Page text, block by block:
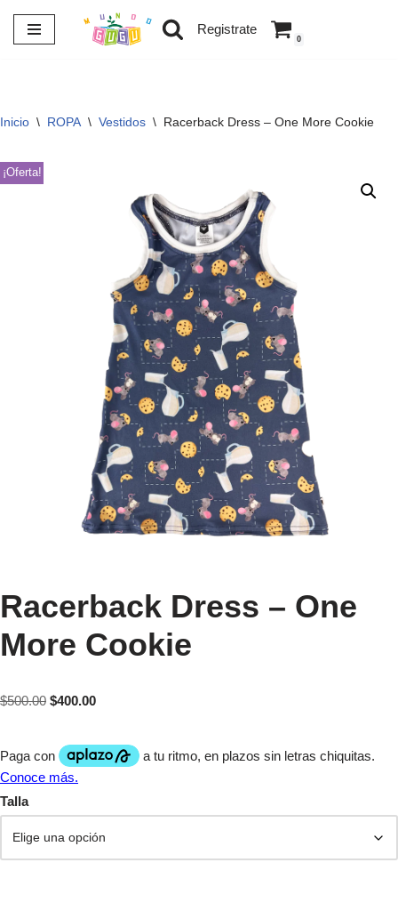
Saltar
Registrate
0
Inicio \ ROPA \ Vestidos \ Racerback Dress – One More Cookie
¡Oferta!
Racerback Dress – One
More Cookie
$500.00 $400.00
Talla